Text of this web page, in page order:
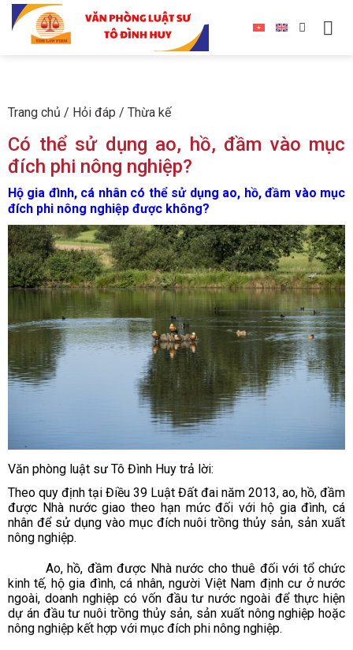
Trang chủ / Hỏi đáp / Thừa kế
Có thể sử dụng ao, hồ, đầm vào mục
đích phi nông nghiệp?
Hộ gia đình, cá nhân có thể sử dụng ao, hồ, đầm vào mục
đích phi nông nghiệp được không?
Văn phòng luật sư Tô Đình Huy trả lời:
Theo quy định tại Điều 39 Luật Đất đai năm 2013, ao, hồ, đầm
được Nhà nước giao theo hạn mức đối với hộ gia đình, cá
nhân để sử dụng vào mục đích nuôi trồng thủy sản, sản xuất
nông nghiệp.
Ao, hồ, đầm được Nhà nước cho thuê đối với tổ chức
kinh tế, hộ gia đình, cá nhân, người Việt Nam định cư ở nước
ngoài, doanh nghiệp có vốn đầu tư nước ngoài để thực hiện
dự án đầu tư nuôi trồng thủy sản, sản xuất nông nghiệp hoặc
nông nghiệp kết hợp với mục đích phi nông nghiệp.